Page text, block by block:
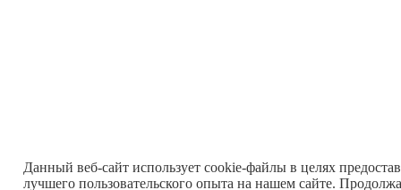
Данный веб-сайт использует cookie-файлы в целях
лучшего пользовательского опыта на нашем сайте.